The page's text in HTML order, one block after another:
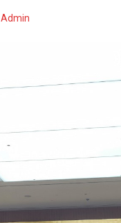
Admin